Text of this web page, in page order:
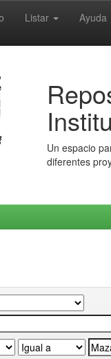
Listar Ayuda
Un espacio
diferentes